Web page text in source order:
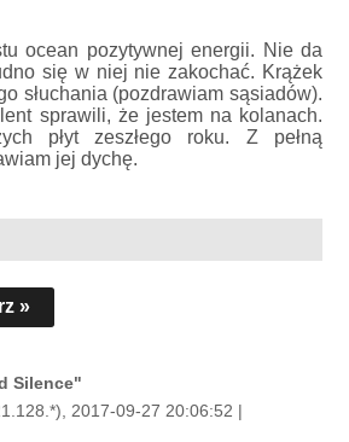
ocean pozytywnej energii. Nie da
się w niej nie zakochać. Krążek
słuchania (pozdrawiam sąsiadów).
sprawili, że jestem na kolanach.
płyt zeszłego roku. Z pełną
jej dychę.
»
Silence"
2017-09-27 20:06:52 |